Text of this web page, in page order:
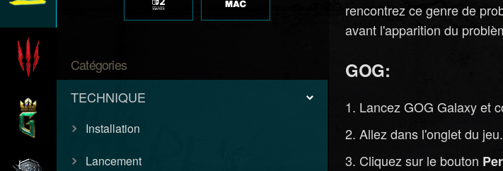
Catégories
TECHNIQUE
Installation
Lancement
rencontrez ce genre de
avant l'apparition du
GOG:
Lancez GOG Galaxy et
Allez dans l'onglet du jeu.
Cliquez sur le bouton